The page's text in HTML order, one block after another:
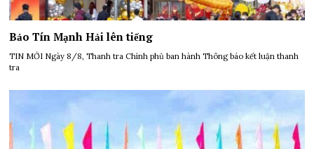
Bảo Tín Mạnh Hải lên tiếng
TIN MỚI Ngày 8/8, Thanh tra Chính phủ ban hành Thông báo kết luận thanh
tra